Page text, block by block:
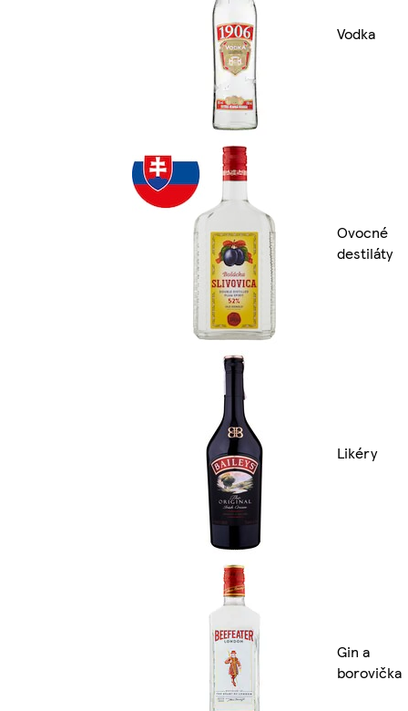
Vodka
Ovocné
destiláty
Likéry
Gin a
borovička